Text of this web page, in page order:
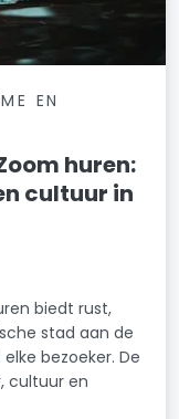
EN
huren:
cultuur in
biedt rust,
stad aan de
bezoeker. De
cultuur en